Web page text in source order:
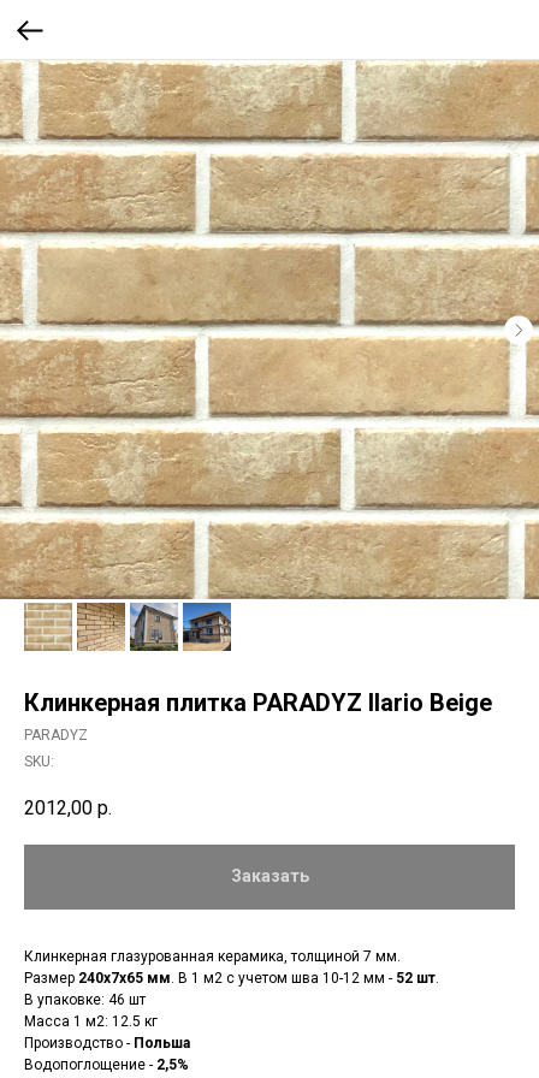
Клинкерная плитка PARADYZ Ilario Beige
PARADYZ
SKU:
2012,00 р.
Заказать
Клинкерная глазурованная керамика, толщиной 7 мм.
Размер 240x7x65 мм . В 1 м2 с учетом шва 10-12 мм - 52 шт
В упаковке: 46 шт
Масса 1 м2: 12.5 кг
Производство - Польша
Водопоглощение - 2,5%